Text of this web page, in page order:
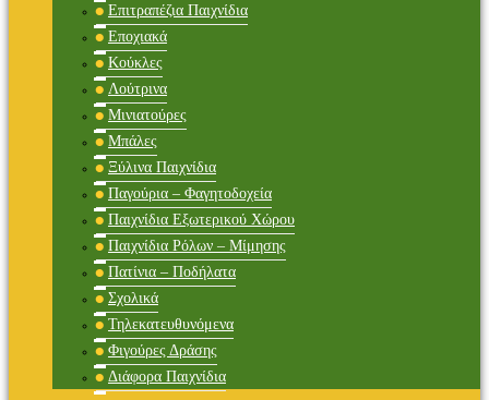
Επιτραπέζια Παιχνίδια
Εποχιακά
Κούκλες
Λούτρινα
Μινιατούρες
Μπάλες
Ξύλινα Παιχνίδια
Παγούρια – Φαγητοδοχεία
Παιχνίδια Εξωτερικού Χώρου
Παιχνίδια Ρόλων – Μίμησης
Πατίνια – Ποδήλατα
Σχολικά
Τηλεκατευθυνόμενα
Φιγούρες Δράσης
Διάφορα Παιχνίδια